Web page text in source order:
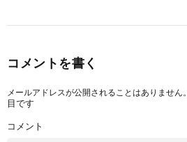
コメントを書く
メールアドレスが公開されることはありません。
目です
コメント